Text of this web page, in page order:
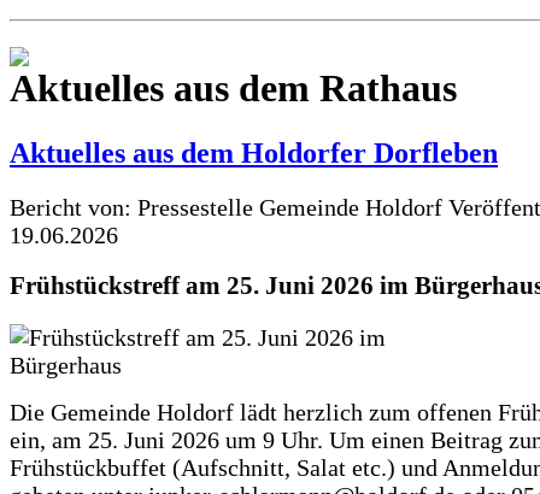
Aktuelles aus dem Rathaus
Aktuelles aus dem Holdorfer Dorfleben
Bericht von: Pressestelle Gemeinde Holdorf
19.06.2026
Frühstückstreff am 25. Juni 2026 im
Die Gemeinde Holdorf lädt herzlich zum offenen
ein, am 25. Juni 2026 um 9 Uhr. Um einen Beitrag
Frühstückbuffet (Aufschnitt, Salat etc.) und